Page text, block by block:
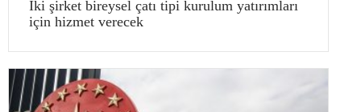
İki şirket bireysel çatı tipi kurulum yatırımları
için hizmet verecek